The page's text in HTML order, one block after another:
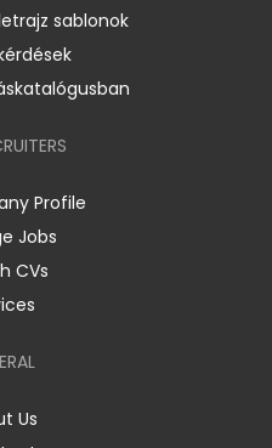
sablonok
Profile
Jobs
CVs
Us